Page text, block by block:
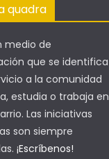
quadra
medio de
que se identifica
a la comunidad
estudia o trabaja en
Las iniciativas
son siempre
¡Escríbenos!